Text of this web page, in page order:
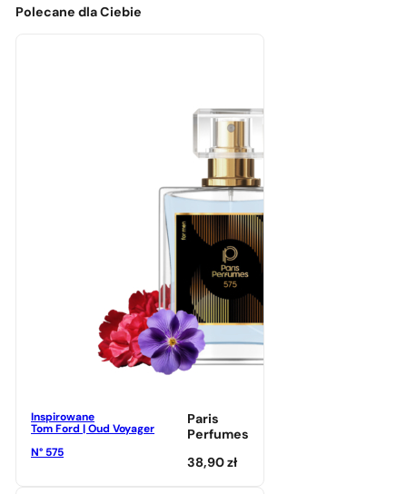
0,00 zł
Polecane dla Ciebie
Inspirowane
Tom Ford | Oud Voyager
N° 575
Paris
Perfumes
38,90zł